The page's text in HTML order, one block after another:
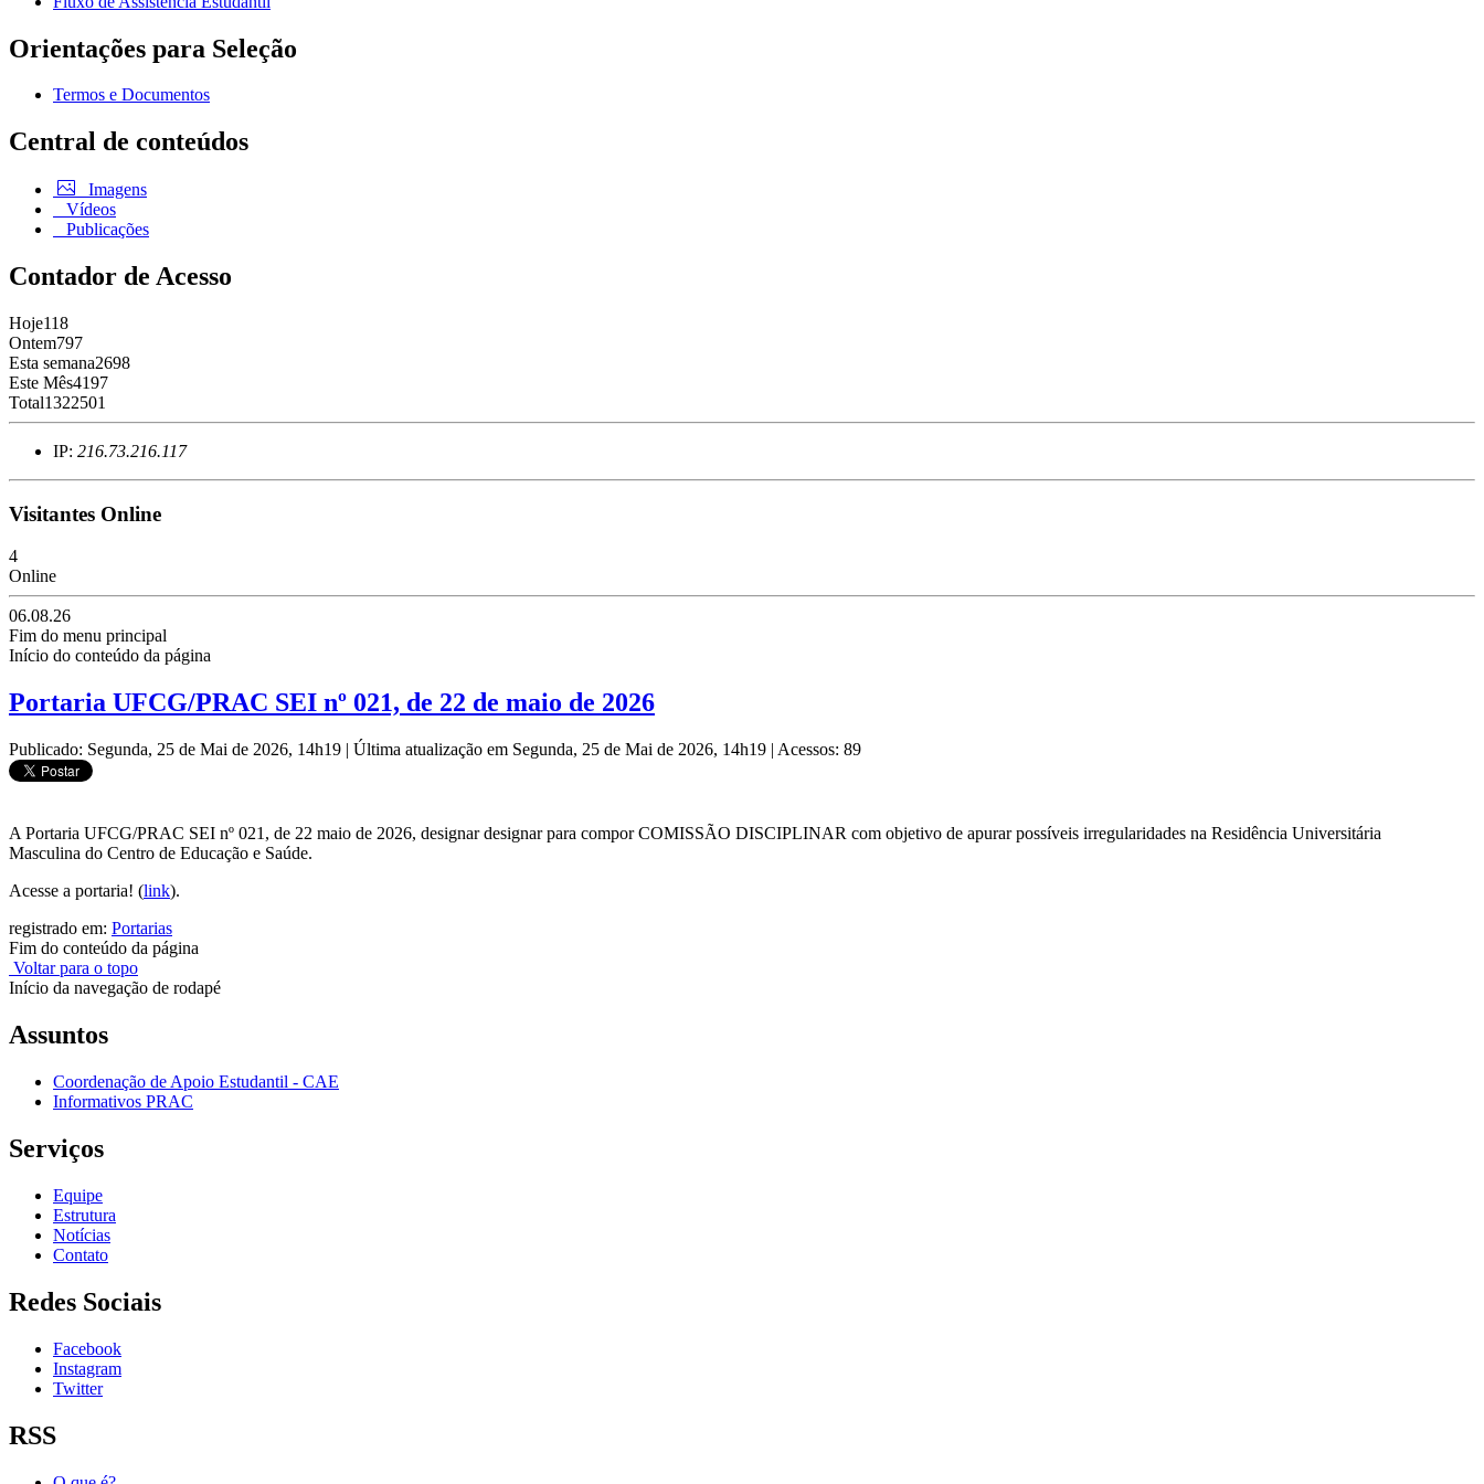
Orientações para Seleção
Termos e Documentos
Central de conteúdos
Imagens
Vídeos
Publicações
Contador de Acesso
Hoje118
Ontem797
Esta semana2698
Este Mês4197
Total1322501
IP: 216.73.216.117
Visitantes Online
4
Online
06.08.26
Fim do menu principal
Início do conteúdo da página
Portaria UFCG/PRAC SEI nº 021, de 22 de maio de 2026
Publicado: Segunda, 25 de Mai de 2026, 14h19 | Última atualização em Segunda, 25 de Mai de 2026, 14h19 | Acessos: 89
A Portaria UFCG/PRAC SEI nº 021, de 22 maio de 2026, designar designar para compor COMISSÃO DISCIPLINAR com objetivo de apurar possíveis irregularidades na Residência Universitária
Masculina do Centro de Educação e Saúde.
Acesse a portaria! (link).
registrado em: Portarias
Fim do conteúdo da página
Voltar para o topo
Início da navegação de rodapé
Assuntos
Coordenação de Apoio Estudantil - CAE
Informativos PRAC
Serviços
Equipe
Estrutura
Notícias
Contato
Redes Sociais
Facebook
Instagram
Twitter
RSS